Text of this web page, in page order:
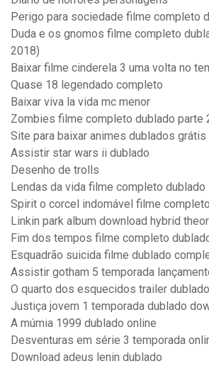
Perigo para sociedade filme completo
Duda e os gnomos filme completo
2018)
Baixar filme cinderela 3 uma volta no
Quase 18 legendado completo
Baixar viva la vida mc menor
Zombies filme completo dublado parte
Site para baixar animes dublados grátis
Assistir star wars ii dublado
Desenho de trolls
Lendas da vida filme completo dublado
Spirit o corcel indomável filme
Linkin park album download hybrid
Fim dos tempos filme completo
Esquadrão suicida filme dublado
Assistir gotham 5 temporada
O quarto dos esquecidos trailer dublado
Justiça jovem 1 temporada dublado
A múmia 1999 dublado online
Desventuras em série 3 temporada
Download adeus lenin dublado